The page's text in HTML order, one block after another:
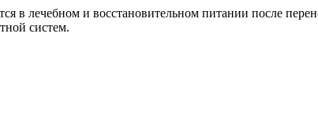
в лечебном и восстановительном питании после
систем.